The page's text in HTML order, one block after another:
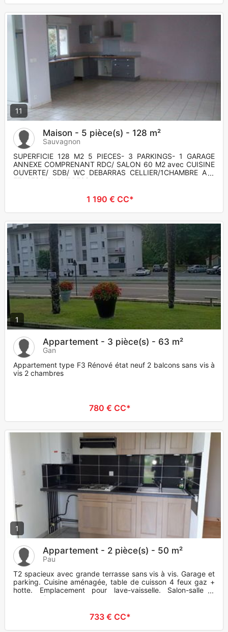
11
Maison - 5 pièce(s) - 128 m²
Sauvagnon
SUPERFICIE 128 M2 5 PIECES- 3 PARKINGS- 1 GARAGE
ANNEXE COMPRENANT RDC/ SALON 60 M2 avec CUISINE
OUVERTE/ SDB/ WC DEBARRAS CELLIER/1CHAMBRE A L
ETAGE/ 3 CHAMBRES/
1 190 € CC*
1
Appartement - 3 pièce(s) - 63 m²
Gan
Appartement type F3 Rénové état neuf 2 balcons sans vis à
vis 2 chambres
780 € CC*
1
Appartement - 2 pièce(s) - 50 m²
Pau
T2 spacieux avec grande terrasse sans vis à vis. Garage et
parking. Cuisine aménagée, table de cuisson 4 feux gaz +
hotte. Emplacement pour lave-vaisselle. Salon-salle à
manger. C
733 € CC*